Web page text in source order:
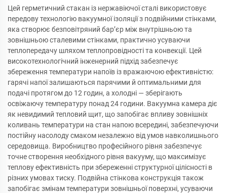
Цей герметичний стакан із нержавіючої сталі використовує
передову технологію вакуумної ізоляції з подвійними стінками,
яка створює безповітряний бар’єр між внутрішньою та
зовнішньою сталевими стінками, практично усуваючи
теплопередачу шляхом теплопровідності та конвекції. Цей
високотехнологічний інженерний підхід забезпечує
збереження температури напоїв із вражаючою ефективністю:
гарячі напої залишаються парячими й оптимальними для
подачі протягом до 12 годин, а холодні — зберігають
освіжаючу температуру понад 24 години. Вакуумна камера діє
як невидимий тепловий щит, що запобігає впливу зовнішніх
коливань температури на стан напою всередині, забезпечуючи
постійну насолоду смаком незалежно від умов навколишнього
середовища. Виробництво професійного рівня забезпечує
точне створення необхідного рівня вакууму, що максимізує
теплову ефективність при збереженні структурної цілісності в
різних умовах тиску. Подвійна стінкова конструкція також
запобігає змінам температури зовнішньої поверхні, усуваючи